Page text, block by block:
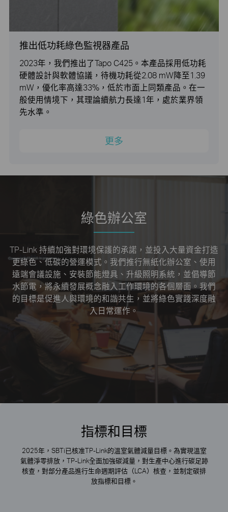
推出低功耗綠色監視器產品
2023年，我們推出了Tapo C425。本產品採用低功耗
硬體設計與軟體協議，待機功耗從2.08 mW降至1.39
mW，優化率高達33%，低於市面上同類產品。在一
般使用情境下，其理論續航力長達1年，處於業界領
先水準。
更多
綠色辦公室
TP-Link 持續加強對環境保護的承諾，並投入大量資金打造
更綠色、低碳的營運模式。我們推行無紙化辦公室、使用
遠端會議設施、安裝節能燈具、升級照明系統，並倡導節
水節電，將永續發展概念融入工作環境的各個層面。我們
的目標是促進人與環境的和諧共生，並將綠色實踐深度融
入日常運作。
指標和目標
2025年，SBTi已核准TP-Link的溫室氣體減量目標。為實現溫室
氣體淨零排放，TP-Link全面加強碳減量，對生產中心進行碳足跡
核查，對部分產品進行生命週期評估（LCA）核查，並制定碳排
放指標和目標。